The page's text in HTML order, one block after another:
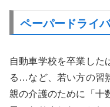
ペーパードライ
自動車学校を卒業した
る…など、若い方の習
親の介護のために「十